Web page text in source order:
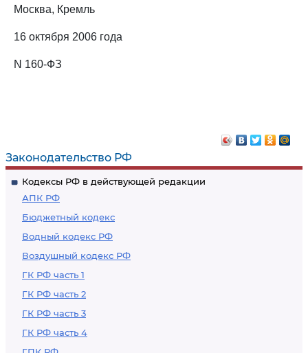
Законодательство РФ
Кодексы РФ в действующей редакции
АПК РФ
Бюджетный кодекс
Водный кодекс РФ
Воздушный кодекс РФ
ГК РФ часть 1
ГК РФ часть 2
ГК РФ часть 3
ГК РФ часть 4
Москва, Кремль
16 октября 2006 года
N 160-ФЗ